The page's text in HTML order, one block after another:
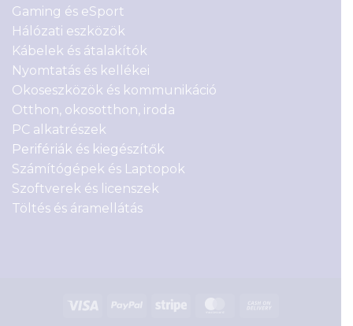
Gaming és eSport
Hálózati eszközök
Kábelek és átalakítók
Nyomtatás és kellékei
Okoseszközök és kommunikáció
Otthon, okosotthon, iroda
PC alkatrészek
Perifériák és kiegészítők
Számítógépek és Laptopok
Szoftverek és licenszek
Töltés és áramellátás
Visa PayPal Stripe MasterCard